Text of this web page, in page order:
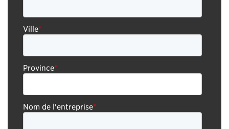
Ville*
Province*
Nom de l'entreprise*